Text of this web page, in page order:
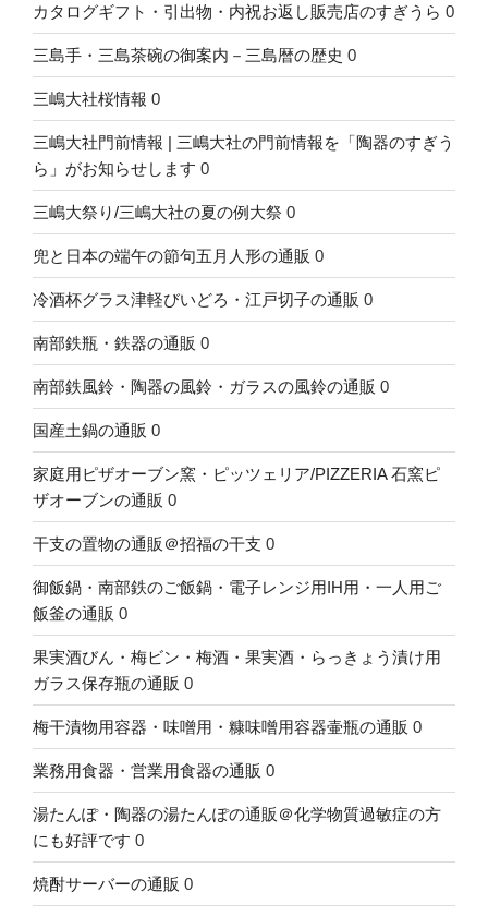
カタログギフト・引出物・内祝お返し販売店のすぎうら 0
三島手・三島茶碗の御案内－三島暦の歴史 0
三嶋大社桜情報 0
三嶋大社門前情報 | 三嶋大社の門前情報を「陶器のすぎう
ら」がお知らせします 0
三嶋大祭り/三嶋大社の夏の例大祭 0
兜と日本の端午の節句五月人形の通販 0
冷酒杯グラス津軽びいどろ・江戸切子の通販 0
南部鉄瓶・鉄器の通販 0
南部鉄風鈴・陶器の風鈴・ガラスの風鈴の通販 0
国産土鍋の通販 0
家庭用ピザオーブン窯・ピッツェリア/PIZZERIA 石窯ピ
ザオーブンの通販 0
干支の置物の通販＠招福の干支 0
御飯鍋・南部鉄のご飯鍋・電子レンジ用IH用・一人用ご
飯釜の通販 0
果実酒びん・梅ビン・梅酒・果実酒・らっきょう漬け用
ガラス保存瓶の通販 0
梅干漬物用容器・味噌用・糠味噌用容器壷瓶の通販 0
業務用食器・営業用食器の通販 0
湯たんぽ・陶器の湯たんぽの通販＠化学物質過敏症の方
にも好評です 0
焼酎サーバーの通販 0